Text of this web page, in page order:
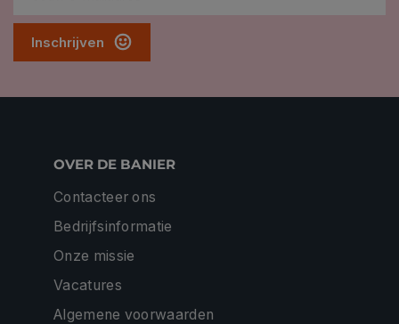
Inschrijven
OVER DE BANIER
Contacteer ons
Bedrijfsinformatie
Onze missie
Vacatures
Algemene voorwaarden